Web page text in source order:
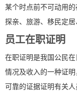
某个时点前不可动用的
探亲、旅游、移民定居
员工在职证明
在职证明是我国公民
情况及收入的一种证
可靠的证据证明有关